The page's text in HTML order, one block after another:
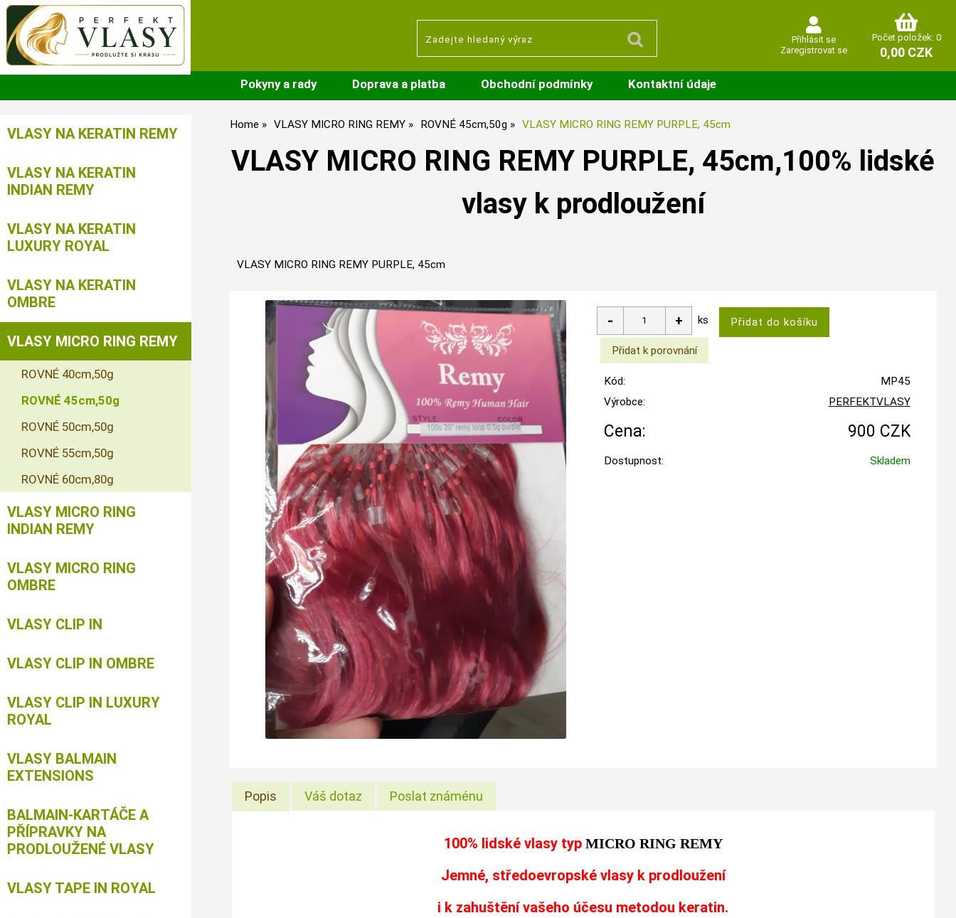
Počet položek: 0
0,00 CZK
Přihlásit se
Zaregistrovat se
Pokyny a rady Doprava a platba Obchodní podmínky Kontaktní údaje
Home VLASY MICRO RING REMY ROVNÉ 45cm,50g VLASY MICRO RING REMY PURPLE, 45cm
VLASY MICRO RING REMY PURPLE, 45cm,100% lidské
vlasy k prodloužení
VLASY MICRO RING REMY PURPLE, 45cm
ks
Kód:
MP45
Výrobce:
PERFEKTVLASY
Cena: 900 CZK
Dostupnost: Skladem
Popis Váš dotaz Poslat známénu
100% lidské vlasy typ MICRO RING REMY
Jemné, středoevropské vlasy k prodloužení
i k zahuštění vašeho účesu metodou keratin.
VLASY NA KERATIN REMY
VLASY NA KERATIN
INDIAN REMY
VLASY NA KERATIN
LUXURY ROYAL
VLASY NA KERATIN
OMBRE
VLASY MICRO RING REMY
ROVNÉ 40cm,50g
ROVNÉ 45cm,50g
ROVNÉ 50cm,50g
ROVNÉ 55cm,50g
ROVNÉ 60cm,80g
VLASY MICRO RING
INDIAN REMY
VLASY MICRO RING
OMBRE
VLASY CLIP IN
VLASY CLIP IN OMBRE
VLASY CLIP IN LUXURY
ROYAL
VLASY BALMAIN
EXTENSIONS
BALMAIN-KARTÁČE A
PŘÍPRAVKY NA
PRODLOUŽENÉ VLASY
VLASY TAPE IN ROYAL